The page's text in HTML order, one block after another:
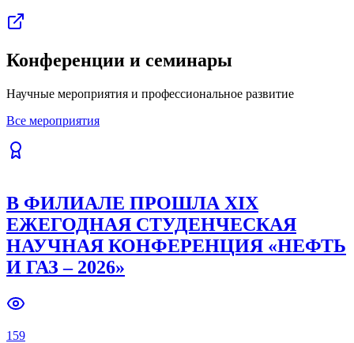
Next slide
Конференции и семинары
Научные мероприятия и профессиональное развитие
Все мероприятия
В ФИЛИАЛЕ ПРОШЛА XIX
ЕЖЕГОДНАЯ СТУДЕНЧЕСКАЯ
НАУЧНАЯ КОНФЕРЕНЦИЯ «НЕФТЬ
И ГАЗ – 2026»
159